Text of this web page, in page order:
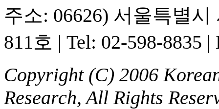
주소: 06626) 서울특별
811호 | Tel: 02-598-8835 |
Copyright (C) 2006
Research, All Rights